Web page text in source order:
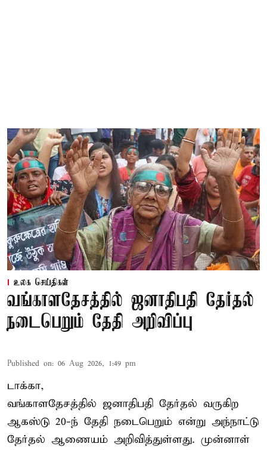
உலக செய்திகள்
வங்காளதேசத்தில் ஜனாதிபதி தேர்தல்
நடைபெறும் தேதி அறிவிப்பு
Published on: 06 Aug 2026, 1:49 pm
டாக்கா,
வங்காளதேசத்தில் ஜனாதிபதி தேர்தல் வருகிற
ஆகஸ்டு 20-ந் தேதி நடைபெறும் என்று அந்நாட்டு
தேர்தல் ஆணையம் அறிவித்துள்ளது. முன்னாள்